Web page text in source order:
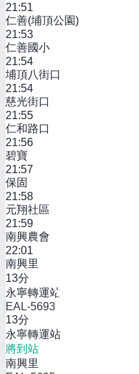
21:51
仁善(埔頂公園)
21:53
仁善國小
21:54
埔頂八街口
21:54
慈光街口
21:55
仁和路口
21:56
碧寶
21:57
保固
21:58
元翔社區
21:59
南興農會
22:01
南興里
13分
永寧轉運站
EAL-5693
13分
永寧轉運站
將到站
南興里